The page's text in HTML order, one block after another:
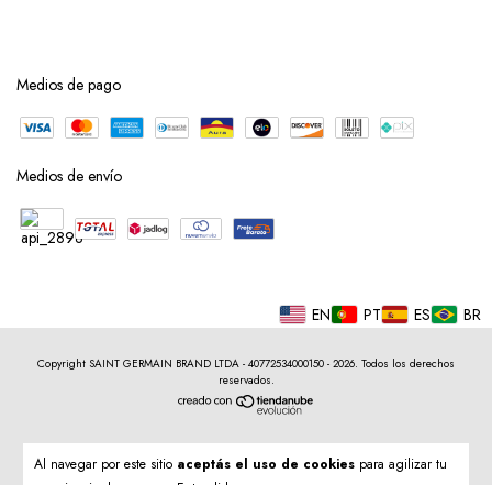
Al navegar por este sitio aceptás el uso de cookies para agilizar tu
Medios de pago
Medios de envío
EN PT ES BR
Copyright SAINT GERMAIN BRAND LTDA - 40772534000150 - 2026. Todos los derechos
reservados.